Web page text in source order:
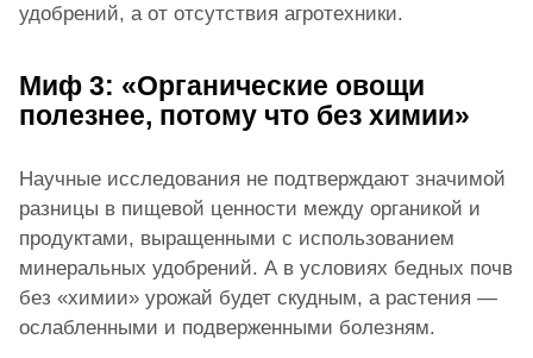
удобрений, а от отсутствия агротехники.
Миф 3: «Органические овощи
полезнее, потому что без химии»
Научные исследования не подтверждают значимой
разницы в пищевой ценности между органикой и
продуктами, выращенными с использованием
минеральных удобрений. А в условиях бедных почв
без «химии» урожай будет скудным, а растения —
ослабленными и подверженными болезням.